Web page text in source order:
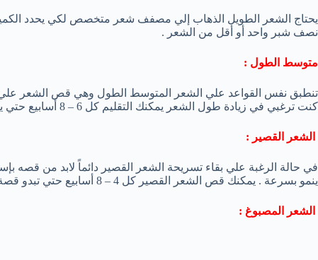
يحتاج الشعر الطويل الذهاب إلي مصفف شعر متخصص لكي يحدد
نصف شبر واحد أو أقل من الشعر .
متوسط الطول :
كنت ترغبي في زيادة طول الشعر يمكنك التقليم كل 6 – 8 أسابيع حتي يبقي الشعر في الطول المفضل لكي .
الشعر القصير :
في حالة الرغبة علي بقاء تسريحة الشعر القصير دائماً لابد من قصه
ينمو بسرعة . يمكنك قص الشعر القصير كل 4 – 8 أسابيع حتي تبدو قصة الشعر جيدة .
الشعر المصبوغ :